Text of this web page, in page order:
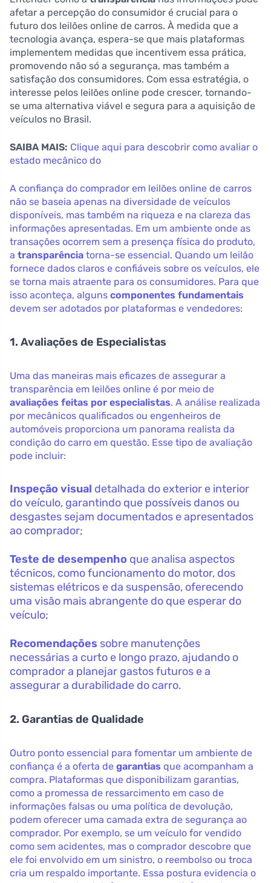
afetar a percepção do consumidor é crucial para o
futuro dos leilões online de carros. À medida que a
tecnologia avança, espera-se que mais plataformas
implementem medidas que incentivem essa prática,
promovendo não só a segurança, mas também a
satisfação dos consumidores. Com essa estratégia, o
interesse pelos leilões online pode crescer, tornando-
se uma alternativa viável e segura para a aquisição de
veículos no Brasil.
SAIBA MAIS: Clique aqui para descobrir como avaliar o
estado mecânico do
A confiança do comprador em leilões online de carros
não se baseia apenas na diversidade de veículos
disponíveis, mas também na riqueza e na clareza das
informações apresentadas. Em um ambiente onde as
transações ocorrem sem a presença física do produto,
a transparência torna-se essencial. Quando um leilão
fornece dados claros e confiáveis sobre os veículos, ele
se torna mais atraente para os consumidores. Para que
isso aconteça, alguns componentes fundamentais
devem ser adotados por plataformas e vendedores:
1. Avaliações de Especialistas
Uma das maneiras mais eficazes de assegurar a
transparência em leilões online é por meio de
avaliações feitas por especialistas. A análise realizada
por mecânicos qualificados ou engenheiros de
automóveis proporciona um panorama realista da
condição do carro em questão. Esse tipo de avaliação
pode incluir:
Inspeção visual detalhada do exterior e interior
do veículo, garantindo que possíveis danos ou
desgastes sejam documentados e apresentados
ao comprador;
Teste de desempenho que analisa aspectos
técnicos, como funcionamento do motor, dos
sistemas elétricos e da suspensão, oferecendo
uma visão mais abrangente do que esperar do
veículo;
Recomendações sobre manutenções
necessárias a curto e longo prazo, ajudando o
comprador a planejar gastos futuros e a
assegurar a durabilidade do carro.
2. Garantias de Qualidade
Outro ponto essencial para fomentar um ambiente de
confiança é a oferta de garantias que acompanham a
compra. Plataformas que disponibilizam garantias,
como a promessa de ressarcimento em caso de
informações falsas ou uma política de devolução,
podem oferecer uma camada extra de segurança ao
comprador. Por exemplo, se um veículo for vendido
como sem acidentes, mas o comprador descobre que
ele foi envolvido em um sinistro, o reembolso ou troca
cria um respaldo importante. Essa postura evidencia o